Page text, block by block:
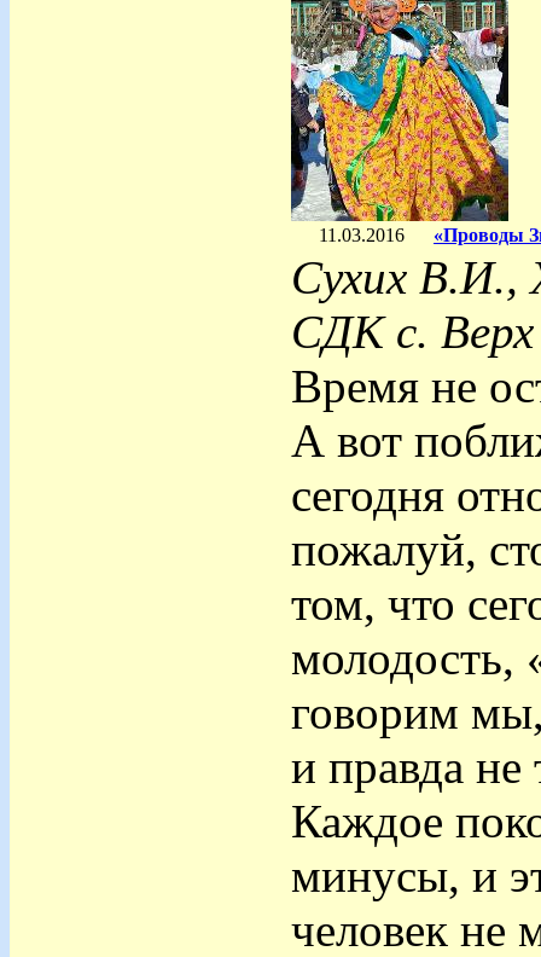
11.03.2016 «Проводы
Сухих В.И.,
СДК с.
Время не
А вот
сегодня
пожалуй,
том, что
молодость,
говорим
и правда не
Каждое
минусы, и
человек не